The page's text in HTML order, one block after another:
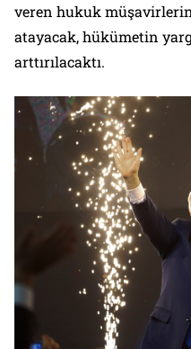
veren hukuk
atayacak, hükümetin
arttırılacaktı.